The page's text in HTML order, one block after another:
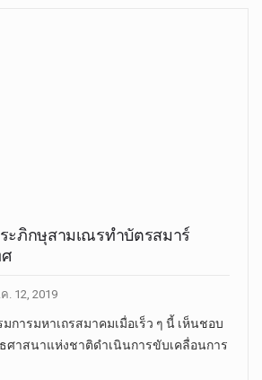
ะภิกษุสามเณรทำบัตรสมาร์
. 12, 2019
ารมหาเถรสมาคมเมื่อเร็ว ๆ นี้ เห็นชอบ
ศาสนาแห่งชาติดำเนินการขับเคลื่อนการ